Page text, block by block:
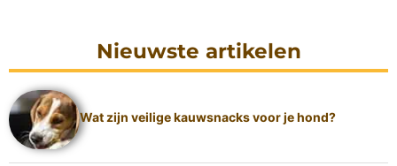
Nieuwste artikelen
Wat zijn veilige kauwsnacks voor je hond?